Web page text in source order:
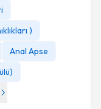
)
Anal Apse